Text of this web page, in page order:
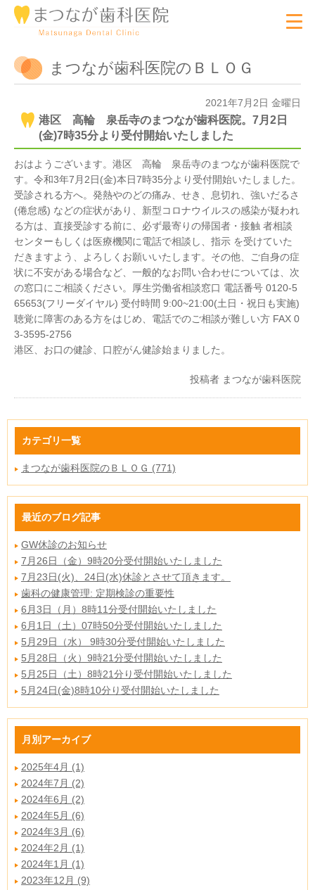
まつなが歯科医院のＢＬＯＧ
2021年7月2日 金曜日
港区 高輪 泉岳寺のまつなが歯科医院。7月2日
(金)7時35分より受付開始いたしました
おはようございます。港区 高輪 泉岳寺のまつなが歯科医院で
す。令和3年7月2日(金)本日7時35分より受付開始いたしました。
受診される方へ。発熱やのどの痛み、せき、息切れ、強いだるさ
(倦怠感) などの症状があり、新型コロナウイルスの感染が疑われ
る方は、直接受診する前に、必ず最寄りの帰国者・接触 者相談
センターもしくは医療機関に電話で相談し、指示 を受けていた
だきますよう、よろしくお願いいたします。その他、ご自身の症
状に不安がある場合など、一般的なお問い合わせについては、次
の窓口にご相談ください。厚生労働省相談窓口 電話番号 0120-5
65653(フリーダイヤル) 受付時間 9:00~21:00(土日・祝日も実施)
聴覚に障害のある方をはじめ、電話でのご相談が難しい方 FAX 0
3-3595-2756
港区、お口の健診、口腔がん健診始まりました。
投稿者 まつなが歯科医院
カテゴリ一覧
まつなが歯科医院のＢＬＯＧ (771)
最近のブログ記事
GW休診のお知らせ
7月26日（金）9時20分受付開始いたしました
7月23日(火)、24日(水)休診とさせて頂きます。
歯科の健康管理: 定期検診の重要性
6月3日（月）8時11分受付開始いたしました
6月1日（土）07時50分受付開始いたしました
5月29日（水） 9時30分受付開始いたしました
5月28日（火）9時21分受付開始いたしました
5月25日（土）8時21分り受付開始いたしました
5月24日(金)8時10分り受付開始いたしました
月別アーカイブ
2025年4月 (1)
2024年7月 (2)
2024年6月 (2)
2024年5月 (6)
2024年3月 (6)
2024年2月 (1)
2024年1月 (1)
2023年12月 (9)